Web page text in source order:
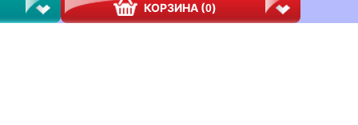
КОРЗИНА (0)